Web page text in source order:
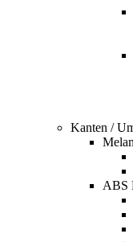
Kanten /
ABS